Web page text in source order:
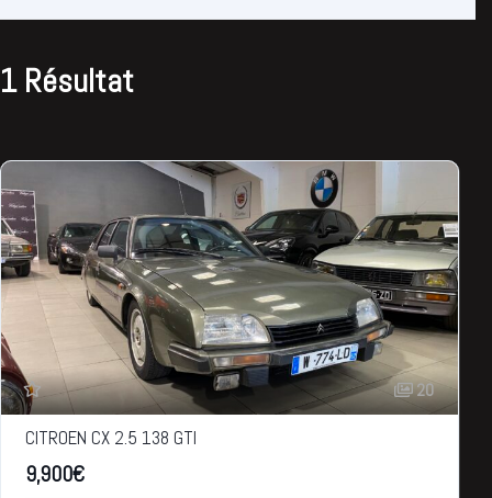
1 Résultat
20
CITROEN CX 2.5 138 GTI
9,900€